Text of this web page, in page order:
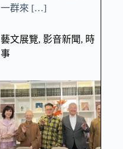
一群來 […]
藝文展覽, 影音新聞, 時
事